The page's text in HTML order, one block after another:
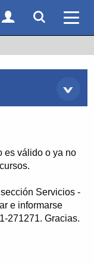
Socios
Acceso
es válido o ya no
Servicios -
e informarse
271271. Gracias.